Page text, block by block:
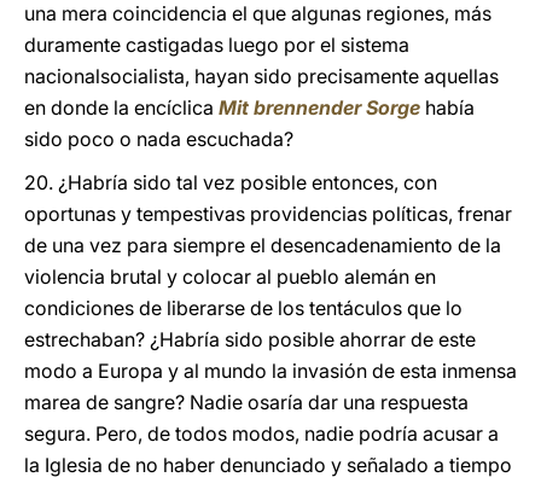
una mera coincidencia el que algunas regiones, más
duramente castigadas luego por el sistema
nacionalsocialista, hayan sido precisamente aquellas
en donde la encíclica Mit brennender Sorge había
sido poco o nada escuchada?
20. ¿Habría sido tal vez posible entonces, con
oportunas y tempestivas providencias políticas, frenar
de una vez para siempre el desencadenamiento de la
violencia brutal y colocar al pueblo alemán en
condiciones de liberarse de los tentáculos que lo
estrechaban? ¿Habría sido posible ahorrar de este
modo a Europa y al mundo la invasión de esta inmensa
marea de sangre? Nadie osaría dar una respuesta
segura. Pero, de todos modos, nadie podría acusar a
la Iglesia de no haber denunciado y señalado a tiempo